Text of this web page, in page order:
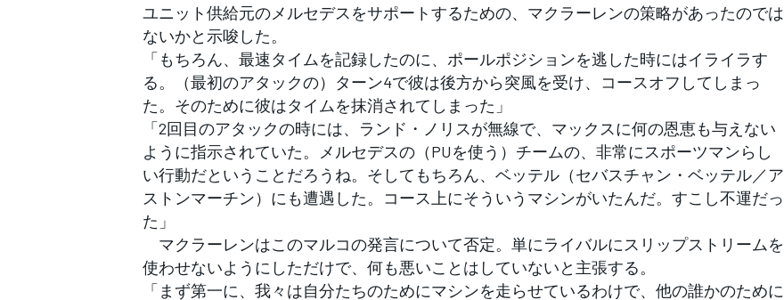
ユニット供給元のメルセデスをサポートするための、マクラーレンの策略があったのでは
ないかと示唆した。
「もちろん、最速タイムを記録したのに、ポールポジションを逃した時にはイライラす
る。（最初のアタックの）ターン4で彼は後方から突風を受け、コースオフしてしまっ
た。そのために彼はタイムを抹消されてしまった」
「2回目のアタックの時には、ランド・ノリスが無線で、マックスに何の恩恵も与えない
ように指示されていた。メルセデスの（PUを使う）チームの、非常にスポーツマンらし
い行動だということだろうね。そしてもちろん、ベッテル（セバスチャン・ベッテル／ア
ストンマーチン）にも遭遇した。コース上にそういうマシンがいたんだ。すこし不運だっ
た」
マクラーレンはこのマルコの発言について否定。単にライバルにスリップストリームを
使わせないようにしただけで、何も悪いことはしていないと主張する。
「まず第一に、我々は自分たちのためにマシンを走らせているわけで、他の誰かのために